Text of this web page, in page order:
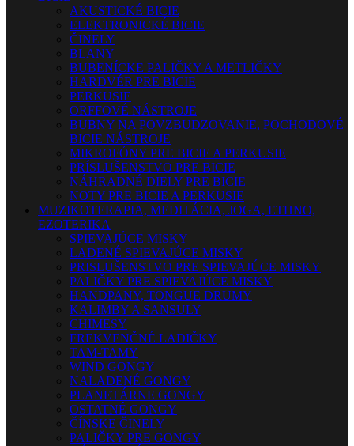
AKUSTICKÉ BICIE
ELEKTRONICKÉ BICIE
ČINELY
BLANY
BUBENÍCKE PALIČKY A METLIČKY
HARDVÉR PRE BICIE
PERKUSIE
ORFFOVÉ NÁSTROJE
BUBNY NA POVZBUDZOVANIE, POCHODOVÉ
BICIE NÁSTROJE
MIKROFÓNY PRE BICIE A PERKUSIE
PRÍSLUŠENSTVO PRE BICIE
NÁHRADNÉ DIELY PRE BICIE
NOTY PRE BICIE A PERKUSIE
MUZIKOTERAPIA, MEDITÁCIA, JOGA, ETHNO,
EZOTERIKA
SPIEVAJÚCE MISKY
LADENÉ SPIEVAJÚCE MISKY
PRISLUŠENSTVO PRE SPIEVAJÚCE MISKY
PALIČKY PRE SPIEVAJÚCE MISKY
HANDPANY, TONGUE DRUMY
KALIMBY A SANSULY
CHIMESY
FREKVENČNÉ LADIČKY
TAM-TAMY
WIND GONGY
NALADENÉ GONGY
PLANETÁRNE GONGY
OSTATNÉ GONGY
ČÍNSKE ČINELY
PALIČKY PRE GONGY